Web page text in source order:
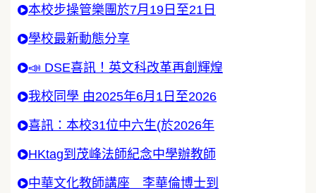
本校步操管樂團於7月19日至21日
學校最新動態分享
📣 DSE喜訊！英文科改革再創輝煌
我校同學 由2025年6月1日至2026
喜訊：本校31位中六生(於2026年
HKtag到茂峰法師紀念中學辦教師
中華文化教師講座 李華倫博士到